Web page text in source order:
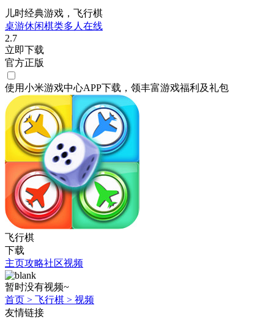
儿时经典游戏，飞行棋
桌游休闲棋类多人在线
2.7
立即下载
官方正版
使用小米游戏中心APP下载 ，领丰富游戏福利 及礼包
飞行棋
下载
主页攻略社区视频
暂时没有视频~
首页 > 飞行棋 > 视频
友情链接